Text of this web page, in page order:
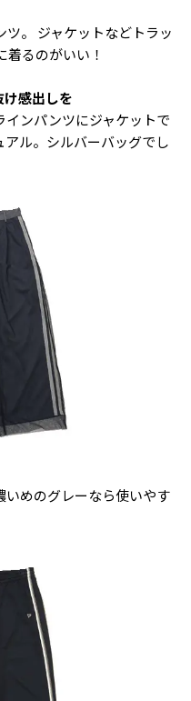
。 ジャケットなどトラッ
着るのがいい！
感出しを
ンパンツにジャケットで
ル。シルバーバッグでし
めのグレーなら使いやす